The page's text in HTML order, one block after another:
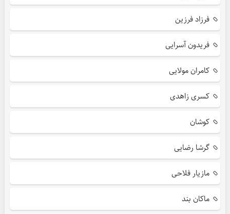
فرزاد فرزین
فریدون آسرایی
کامران مولایی
کسری زاهدی
کوشان
گرشا رضایی
مازیار فلاحی
ماکان بند